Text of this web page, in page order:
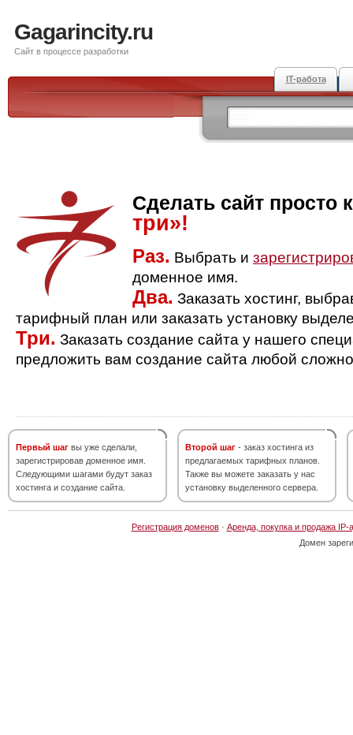
Gagarincity.ru
Сайт в процессе разработки
IT-работа
Сделать сайт просто
три»!
Раз. Выбрать и
доменное имя.
Два. Заказать хостинг,
тарифный план или заказать установку
Три. Заказать создание сайта у нашего
предложить вам создание сайта любой
Первый шаг вы уже сделали,
зарегистрировав доменное имя.
Следующими шагами будут заказ
хостинга и создание сайта.
Второй шаг - заказ хостинга из
предлагаемых тарифных планов.
Также вы можете заказать у нас
установку выделенного сервера.
Регистрация доменов· Аренда, покупка и продажа IP-
Домен